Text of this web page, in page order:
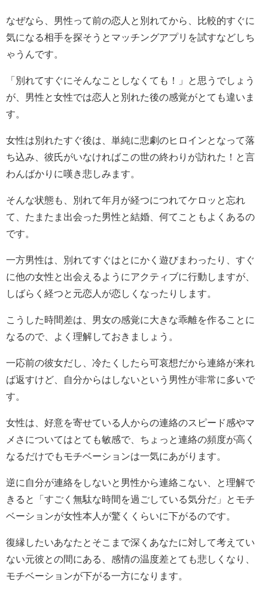
なぜなら、男性って前の恋人と別れてから、比較的すぐに
気になる相手を探そうとマッチングアプリを試すなどしち
ゃうんです。
「別れてすぐにそんなことしなくても！」と思うでしょう
が、男性と女性では恋人と別れた後の感覚がとても違いま
す。
女性は別れたすぐ後は、単純に悲劇のヒロインとなって落
ち込み、彼氏がいなければこの世の終わりが訪れた！と言
わんばかりに嘆き悲しみます。
そんな状態も、別れて年月が経つにつれてケロッと忘れ
て、たまたま出会った男性と結婚、何てこともよくあるの
です。
一方男性は、別れてすぐはとにかく遊びまわったり、すぐ
に他の女性と出会えるようにアクティブに行動しますが、
しばらく経つと元恋人が恋しくなったりします。
こうした時間差は、男女の感覚に大きな乖離を作ることに
なるので、よく理解しておきましょう。
一応前の彼女だし、冷たくしたら可哀想だから連絡が来れ
ば返すけど、自分からはしないという男性が非常に多いで
す。
女性は、好意を寄せている人からの連絡のスピード感やマ
メさについてはとても敏感で、ちょっと連絡の頻度が高く
なるだけでもモチベーションは一気にあがります。
逆に自分が連絡をしないと男性から連絡こない、と理解で
きると「すごく無駄な時間を過ごしている気分だ」とモチ
ベーションが女性本人が驚くくらいに下がるのです。
復縁したいあなたとそこまで深くあなたに対して考えてい
ない元彼との間にある、感情の温度差とても悲しくなり、
モチベーションが下がる一方になります。